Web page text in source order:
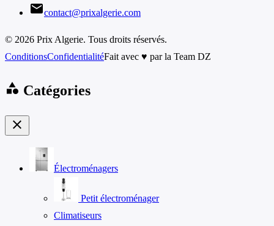
emailcontact@prixalgerie.com
© 2026 Prix Algerie. Tous droits réservés.
ConditionsConfidentialitéFait avec ♥ par la Team DZ
category Catégories
close
Électroménagers
Petit électroménager
Climatiseurs